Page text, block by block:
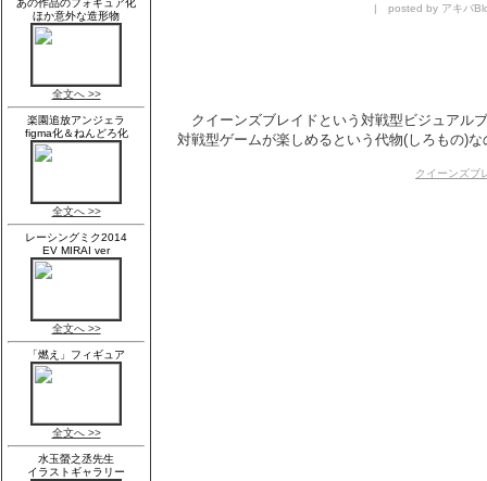
| posted by アキバ
クイーンズブレイドという対戦型ビジュアル
対戦型ゲームが楽しめるという代物(しろもの)
クイーンズブ